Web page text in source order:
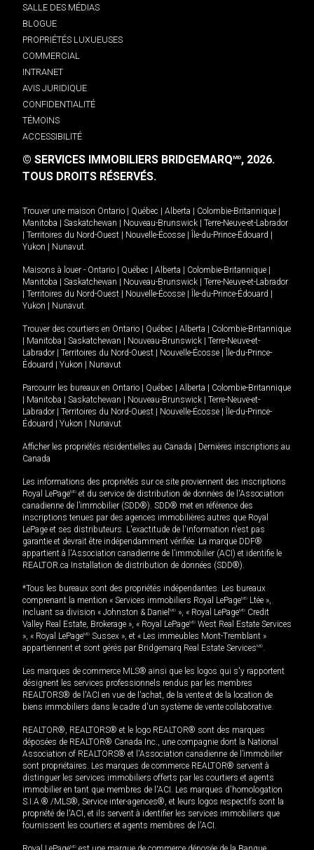
SALLE DES MÉDIAS
BLOGUE
PROPRIÉTÉS LUXUEUSES
COMMERCIAL
INTRANET
AVIS JURIDIQUE
CONFIDENTIALITÉ
TÉMOINS
ACCESSIBILITÉ
© SERVICES IMMOBILIERS BRIDGEMARQMD, 2026.
TOUS DROITS RÉSERVÉS.
Trouver une maison Ontario Québec Alberta Colombie-Britannique
Manitoba
Saskatchewan Nouveau-Brunswick
Terre-Neuve-et-Labrador
Territoires du Nord-Ouest Nouvelle-Écosse Île-du-Prince-Édouard
Yukon
Nunavut.
Maisons à louer - Ontario Québec Alberta Colombie-Britannique
Manitoba
Saskatchewan Nouveau-Brunswick
Terre-Neuve-et-Labrador
Territoires du Nord-Ouest Nouvelle-Écosse Île-du-Prince-Édouard
Yukon
Nunavut.
Trouver des courtiers en Ontario Québec Alberta
Colombie-Britannique
Manitoba Saskatchewan Nouveau-Brunswick
Terre-Neuve-et-
Labrador
Territoires du Nord-Ouest Nouvelle-Écosse
Île-du-Prince-
Édouard
Yukon Nunavut
Parcourir les bureaux en Ontario Québec Alberta
Colombie-Britannique
Manitoba Saskatchewan Nouveau-Brunswick
Terre-Neuve-et-
Labrador
Territoires du Nord-Ouest Nouvelle-Écosse
Île-du-Prince-
Édouard
Yukon Nunavut
Afficher les propriétés résidentielles au Canada
Dernières inscriptions au
Canada
Les informations des propriétés sur ce site proviennent des inscriptions
Royal LePageMD et du service de distribution de données de l'Association
canadienne de l’immobilier (SDD®). SDD® met en référence des
inscriptions tenues par des agences immobilières autres que Royal
LePage et ses distributeurs. L'exactitude de l'information n'est pas
garantie et devrait être indépendamment vérifiée. La marque DDF®
appartient à l'Association canadienne de l’immobilier (ACI) et identifie le
REALTOR.ca Installation de distribution de données (SDD®).
*Tous les bureaux sont des propriétés indépendantes. Les bureaux
comprenant la mention « Services immobiliers Royal LePageMD Ltée »,
incluant sa division « Johnston & Daniel MD », « Royal LePageMD Credit
Valley Real Estate, Brokerage », « Royal LePageMD West Real Estate Services
», « Royal LePageMD Sussex », et « Les immeubles Mont-Tremblant »
appartiennent et sont gérés par Bridgemarq Real Estate ServicesMD.
Les marques de commerce MLS® ainsi que les logos qui s'y rapportent
désignent les services professionnels rendus par les membres
REALTORS® de l'ACI en vue de l'achat, de la vente et de la location de
biens immobiliers dans le cadre d'un système de vente collaborative.
REALTOR®, REALTORS® et le logo REALTOR® sont des marques
déposées de REALTOR® Canada Inc., une compagnie dont la National
Association of REALTORS® et l'Association canadienne de l’immobilier
sont propriétaires. Les marques de commerce REALTOR® servent à
distinguer les services immobiliers offerts par les courtiers et agents
immobilier en tant que membres de l'ACI. Les marques d'homologation
S.I.A.® /MLS®, Service inter-agences®, et leurs logos respectifs sont la
propriété de l'ACI, et ils servent à identifier les services immobiliers que
fournissent les courtiers et agents membres de l'ACI.
MD